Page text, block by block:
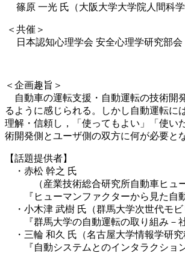
篠原 一光 氏（大阪大学大学院人間科学
＜共催＞
日本認知心理学会 安全心理学研究部会
＜企画趣旨＞
自動車の運転支援・自動運転の技術開
るように感じられる。しかし自動運転に
理解・信頼し，「使ってもよい」「使い
術開発側とユーザ側の双方に何が必要と
【話題提供者】
・赤松 幹之 氏
（産業技術総合研究所自動車ヒュー
『ヒューマンファクターから見た自動
・小木津 武樹 氏（群馬大学次世代モビ
『群馬大学の自動運転の取り組み－社
・三輪 和久 氏（名古屋大学情報学研究
『自動システムとのインタラクション